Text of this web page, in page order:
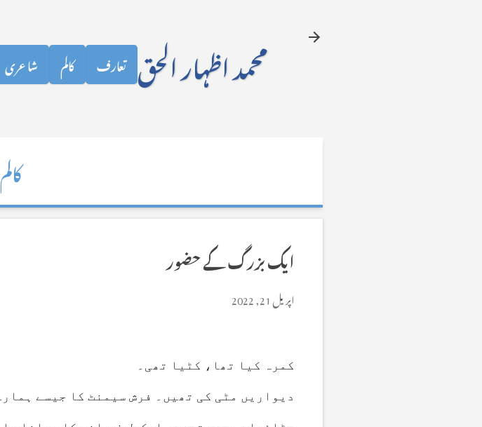
محمد اظہار الحق تعارف کالم شاعری
کالم
ایک بزرگ کے حضور
اپریل 21, 2022
کمرہ کیا تھا، کٹیا تھی۔
دیواریں مٹی کی تھیں۔ فرش سیمنٹ کا جیسے